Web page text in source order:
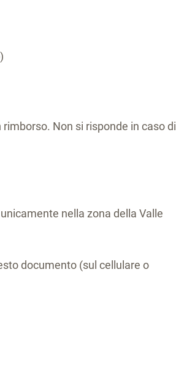
Non si risponde in caso di
nella zona della Valle
documento (sul cellulare o